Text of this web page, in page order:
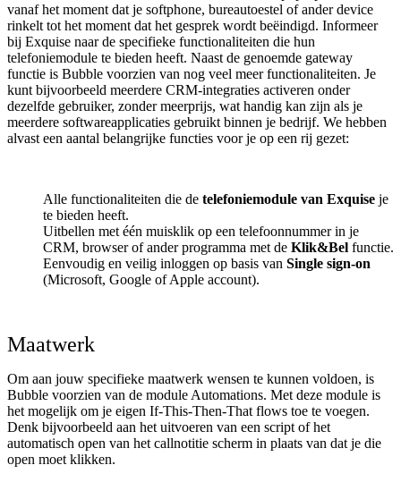
vanaf het moment dat je softphone, bureautoestel of ander device
rinkelt tot het moment dat het gesprek wordt beëindigd. Informeer
bij Exquise naar de specifieke functionaliteiten die hun
telefoniemodule te bieden heeft. Naast de genoemde gateway
functie is Bubble voorzien van nog veel meer functionaliteiten. Je
kunt bijvoorbeeld meerdere CRM-integraties activeren onder
dezelfde gebruiker, zonder meerprijs, wat handig kan zijn als je
meerdere softwareapplicaties gebruikt binnen je bedrijf. We hebben
alvast een aantal belangrijke functies voor je op een rij gezet:
Alle functionaliteiten die de telefoniemodule van Exquise je
te bieden heeft.
Uitbellen met één muisklik op een telefoonnummer in je
CRM, browser of ander programma met de Klik&Bel functie.
Eenvoudig en veilig inloggen op basis van Single sign-on
(Microsoft, Google of Apple account).
Maatwerk
Om aan jouw specifieke maatwerk wensen te kunnen voldoen, is
Bubble voorzien van de module Automations. Met deze module is
het mogelijk om je eigen If-This-Then-That flows toe te voegen.
Denk bijvoorbeeld aan het uitvoeren van een script of het
automatisch open van het callnotitie scherm in plaats van dat je die
open moet klikken.